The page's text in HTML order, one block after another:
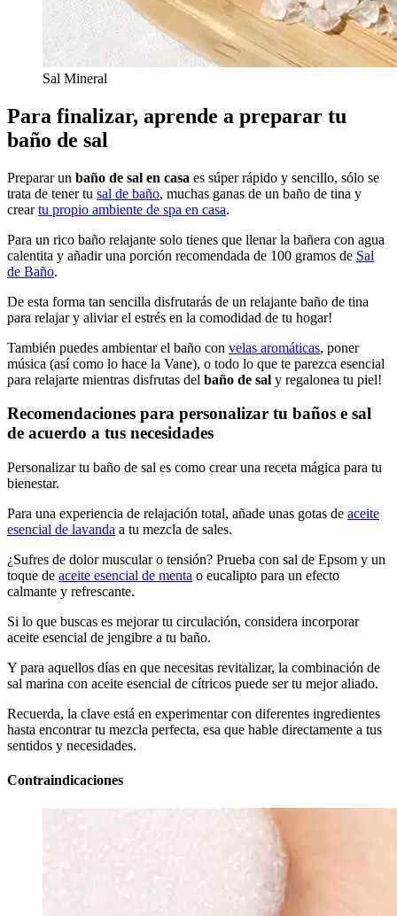
Sal Mineral
Para finalizar, aprende a preparar tu
baño de sal
Preparar un baño de sal en casa es súper rápido y sencillo, sólo se
trata de tener tu sal de baño, muchas ganas de un baño de tina y
creartu propio ambiente de spa en casa.
Para un rico baño relajante solo tienes que llenar la bañera con agua
calentita y añadir una porción recomendada de 100 gramos de Sal
de Baño.
De esta forma tan sencilla disfrutarás de un relajante baño de tina
para relajar y aliviar el estrés en la comodidad de tu hogar!
También puedes ambientar el baño con velas aromáticas, poner
música (así como lo hace la Vane), o todo lo que te parezca esencial
para relajarte mientras disfrutas del baño de sal y regalonea tu piel!
Recomendaciones para personalizar tu baños e sal
de acuerdo a tus necesidades
Personalizar tu baño de sal es como crear una receta mágica para tu
bienestar.
Para una experiencia de relajación total, añade unas gotas de aceite
esencial de lavanda a tu mezcla de sales.
¿Sufres de dolor muscular o tensión? Prueba con sal de Epsom y un
toque de aceite esencial de menta o eucalipto para un efecto
calmante y refrescante.
Si lo que buscas es mejorar tu circulación, considera incorporar
aceite esencial de jengibre a tu baño.
Y para aquellos días en que necesitas revitalizar, la combinación de
sal marina con aceite esencial de cítricos puede ser tu mejor aliado.
Recuerda, la clave está en experimentar con diferentes ingredientes
hasta encontrar tu mezcla perfecta, esa que hable directamente a tus
sentidos y necesidades.
Contraindicaciones